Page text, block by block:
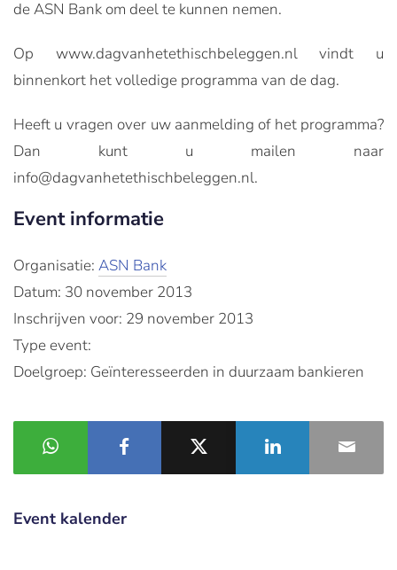
de ASN Bank om deel te kunnen nemen.
Op www.dagvanhetethischbeleggen.nl vindt u
binnenkort het volledige programma van de dag.
Heeft u vragen over uw aanmelding of het programma?
Dan kunt u mailen naar
info@dagvanhetethischbeleggen.nl.
Event informatie
Organisatie: ASN Bank
Datum: 30 november 2013
Inschrijven voor: 29 november 2013
Type event:
Doelgroep: Geïnteresseerden in duurzaam bankieren
Event kalender